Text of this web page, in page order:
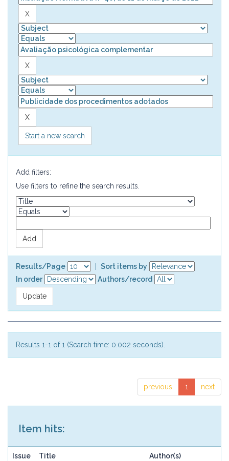
Start a new search
Add filters:
Use filters to refine the search results.
Results/Page
Sort items by
In order
Authors/record
Results 1-1 of 1 (Search time: 0.002 seconds).
previous 1 next
Item hits:
Issue Title Author(s)